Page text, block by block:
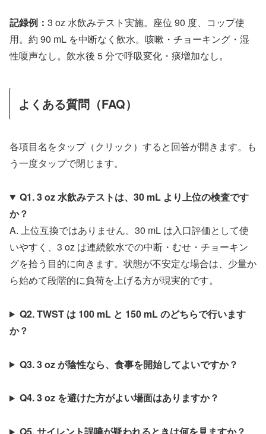
記録例： 3 oz 水飲みテスト実施。座位 90 度、コップ使
用。約 90 mL を中断なく飲水。咳嗽・チョーキング・湿
性嗄声なし。飲水後 5 分で呼吸変化・痰増加なし。
よくある質問（FAQ）
各項目名をタップ（クリック）すると回答が開きます。も
う一度タップで閉じます。
Q1. 3 oz 水飲みテストは、30 mL より上位の検査です
か？
A. 上位互換ではありません。30 mL は入口評価として使
いやすく、3 oz は連続飲水での中断・むせ・チョーキン
グを拾う目的に向きます。状態が不安定な場合は、少量か
ら始めて段階的に負荷を上げる方が現実的です。
Q2. TWST は 100 mL と 150 mL のどちらで行います
か？
Q3. 3 oz が陰性なら、食事を開始してよいですか？
Q4. 3 oz を避けた方がよい場面はありますか？